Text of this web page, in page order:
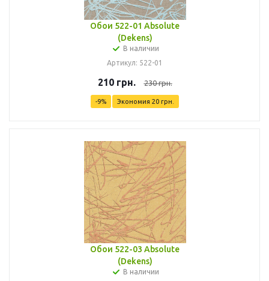
Обои 522-01 Absolute
(Dekens)
В наличии
Артикул: 522-01
210грн. 230грн.
-9% Экономия 20 грн.
Обои 522-03 Absolute
(Dekens)
В наличии